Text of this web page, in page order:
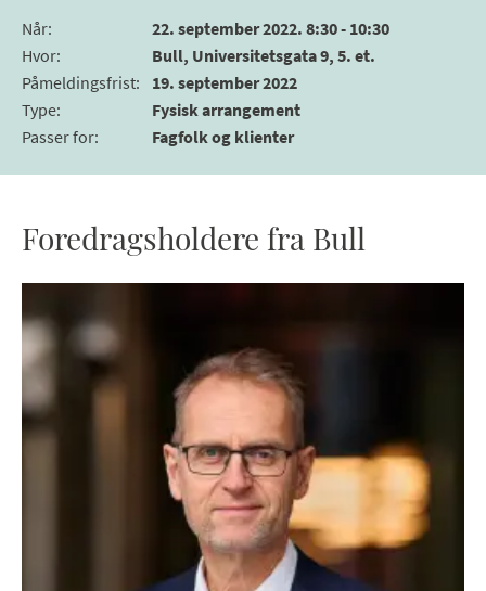
Når:
22. september 2022. 8:30 - 10:30
Hvor:
Bull, Universitetsgata 9, 5. et.
Påmeldingsfrist:
19. september 2022
Type:
Fysisk arrangement
Passer for: Fagfolk og klienter
Foredragsholdere fra Bull